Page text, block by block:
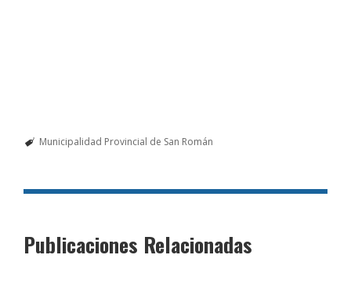
Municipalidad Provincial de San Román
Publicaciones Relacionadas